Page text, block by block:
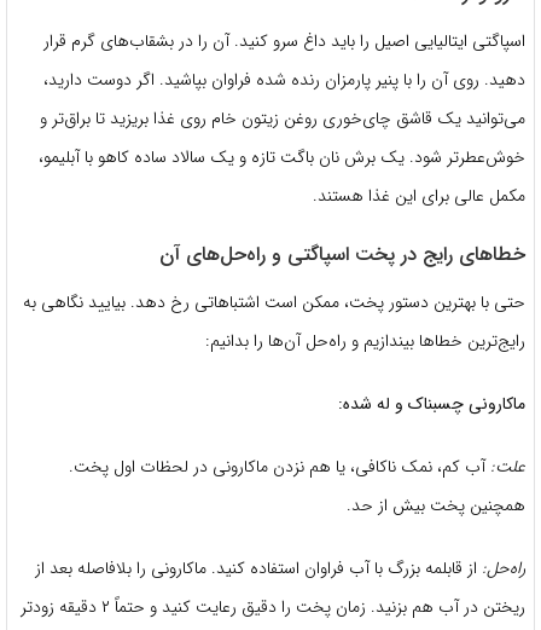
اسپاگتی ایتالیایی اصیل را باید داغ سرو کنید. آن را در بشقاب‌های گرم قرار
دهید. روی آن را با پنیر پارمزان رنده شده فراوان بپاشید. اگر دوست دارید،
می‌توانید یک قاشق چای‌خوری روغن زیتون خام روی غذا بریزید تا براق‌تر و
خوش‌عطرتر شود. یک برش نان باگت تازه و یک سالاد ساده کاهو با آبلیمو،
مکمل عالی برای این غذا هستند.
خطاهای رایج در پخت اسپاگتی و راه‌حل‌های آن
حتی با بهترین دستور پخت، ممکن است اشتباهاتی رخ دهد. بیایید نگاهی به
رایج‌ترین خطاها بیندازیم و راه‌حل آن‌ها را بدانیم:
ماکارونی چسبناک و له شده:
علت:آب کم، نمک ناکافی، یا هم نزدن ماکارونی در لحظات اول پخت.
همچنین پخت بیش از حد.
راه‌حل: از قابلمه بزرگ با آب فراوان استفاده کنید. ماکارونی را بلافاصله بعد از
ریختن در آب هم بزنید. زمان پخت را دقیق رعایت کنید و حتماً ۲ دقیقه زودتر